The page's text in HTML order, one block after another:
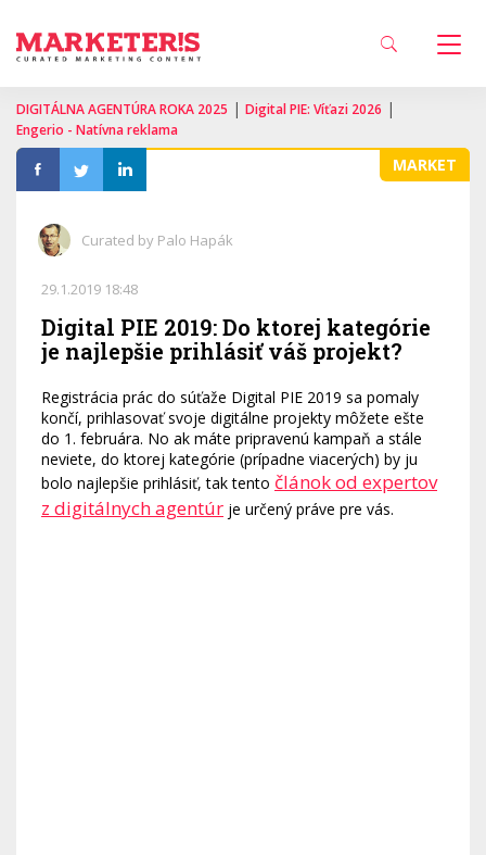
DIGITÁLNA AGENTÚRA ROKA 2025 | Digital PIE: Víťazi 2026 |
Engerio - Natívna reklama
MARKET
Curated by Palo Hapák
29.1.2019 18:48
Digital PIE 2019: Do ktorej kategórie
je najlepšie prihlásiť váš projekt?
Registrácia prác do súťaže Digital PIE 2019 sa pomaly
končí, prihlasovať svoje digitálne projekty môžete ešte
do 1. februára. No ak máte pripravenú kampaň a stále
neviete, do ktorej kategórie (prípadne viacerých) by ju
bolo najlepšie prihlásiť, tak tento článok od expertov
z digitálnych agentúr je určený práve pre vás.